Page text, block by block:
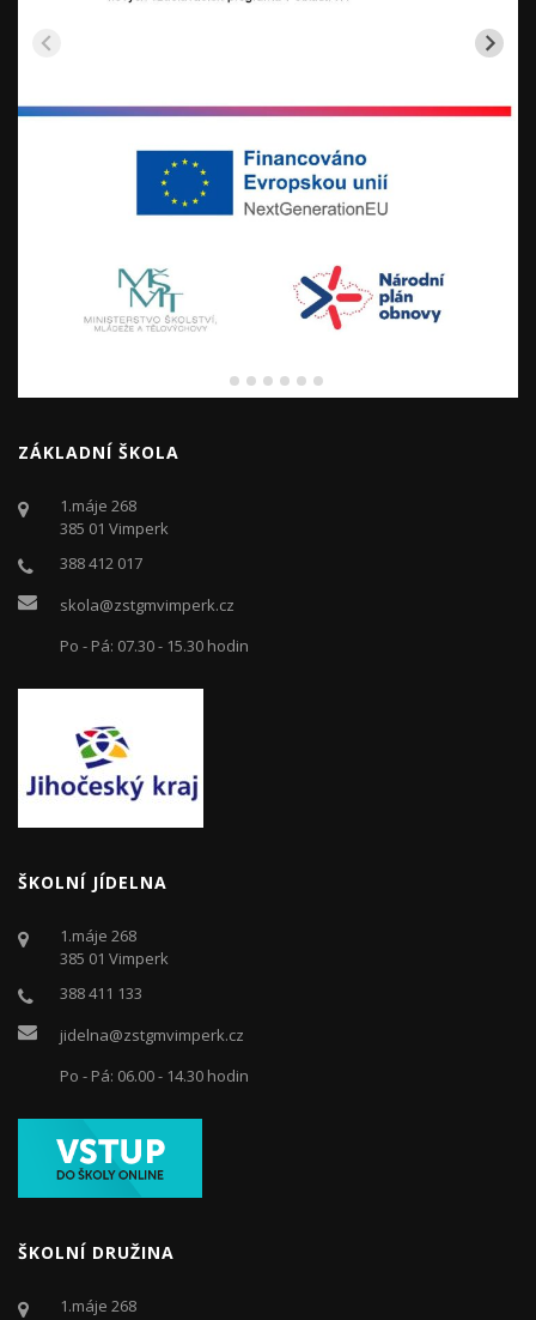
ZÁKLADNÍ ŠKOLA
1.máje 268
385 01 Vimperk
388 412 017
skola@zstgmvimperk.cz
Po - Pá: 07.30 - 15.30 hodin
ŠKOLNÍ JÍDELNA
1.máje 268
385 01 Vimperk
388 411 133
jidelna@zstgmvimperk.cz
Po - Pá: 06.00 - 14.30 hodin
ŠKOLNÍ DRUŽINA
1.máje 268